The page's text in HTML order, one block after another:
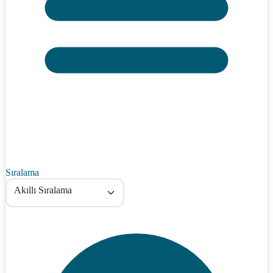
Sıralama
Akıllı Sıralama